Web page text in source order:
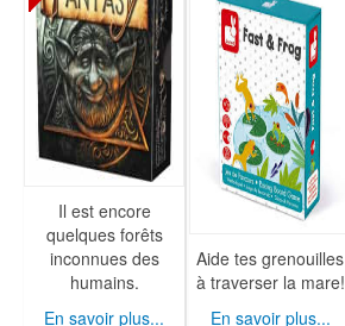
Il est encore
quelques forêts
inconnues des
humains.
En savoir plus...
Aide tes grenouilles
à traverser la mare!
En savoir plus...